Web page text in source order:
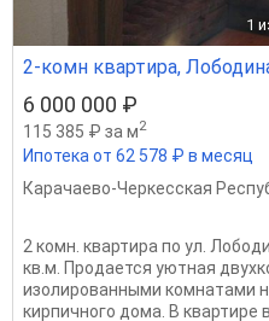
1
2-комн квартира,
6 000 000 ₽
115 385 ₽ за м2
Ипотека от 62 578 ₽ в месяц
Карачаево-Черкесская
2 комн. квартира по ул.
кв.м. Продается уютная
изолированными комнатами
кирпичного дома. В квартире